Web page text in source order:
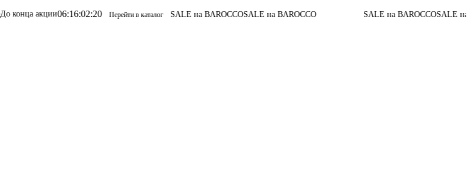
06:16:02:20 Перейти в каталог SALE на BAROCCOSALE на BAROCCO SALE на BAROCCOSALE на BAROCCOДо